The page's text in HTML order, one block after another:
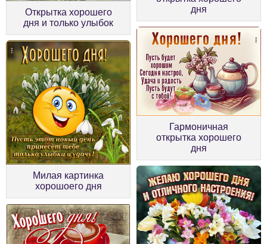
Открытка хорошего
дня и только улыбок
дня
Милая картинка
хорошоего дня
Гармоничная
открытка хорошего
дня